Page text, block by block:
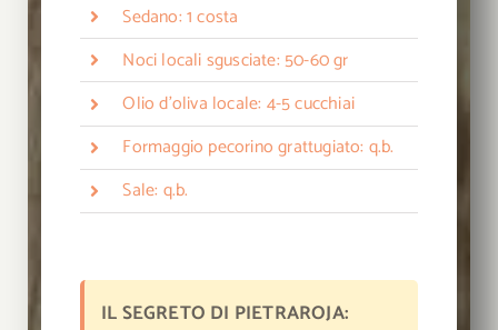
Sedano: 1 costa
Noci locali sgusciate: 50-60 gr
Olio d’oliva locale: 4-5 cucchiai
Formaggio pecorino grattugiato: q.b.
Sale: q.b.
IL SEGRETO DI PIETRAROJA: